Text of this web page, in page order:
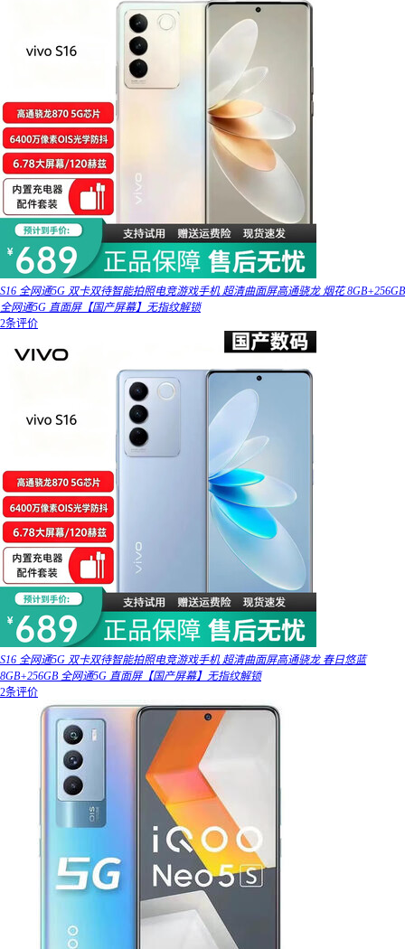
S16 全网通5G 双卡双待智能拍照电竞游戏手机 超清曲面屏高通骁龙 烟花 8GB+256GB
全网通5G 直面屏【国产屏幕】无指纹解锁
2条评价
S16 全网通5G 双卡双待智能拍照电竞游戏手机 超清曲面屏高通骁龙 春日悠蓝
8GB+256GB 全网通5G 直面屏【国产屏幕】无指纹解锁
2条评价